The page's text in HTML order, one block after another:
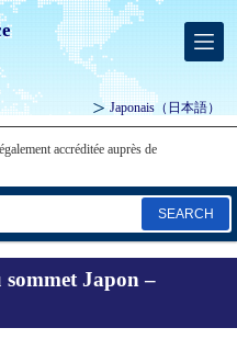
Japonais （日本語）
accréditée auprès de
SEARCH
Japon –